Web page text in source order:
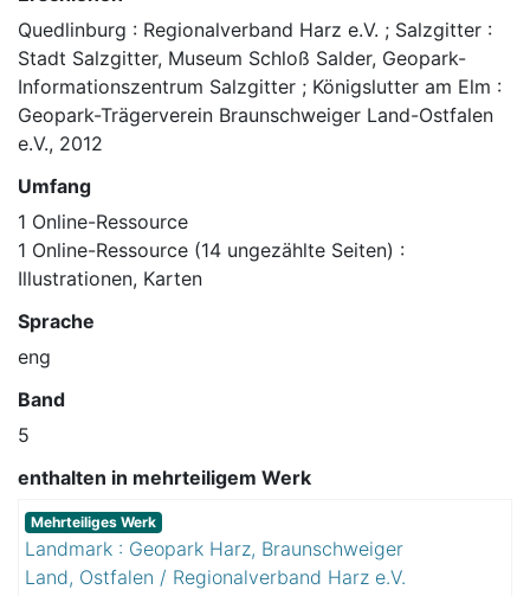
Quedlinburg : Regionalverband Harz e.V. ; Salzgitter :
Stadt Salzgitter, Museum Schloß Salder, Geopark-
Informationszentrum Salzgitter ; Königslutter am Elm :
Geopark-Trägerverein Braunschweiger Land-Ostfalen
e.V., 2012
Umfang
1 Online-Ressource
1 Online-Ressource (14 ungezählte Seiten) :
Illustrationen, Karten
Sprache
eng
Band
5
enthalten in mehrteiligem Werk
Mehrteiliges Werk
Landmark : Geopark Harz, Braunschweiger
Land, Ostfalen / Regionalverband Harz e.V.